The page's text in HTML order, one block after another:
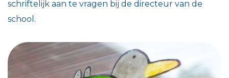
schriftelijk aan te vragen bij de directeur van de
school.